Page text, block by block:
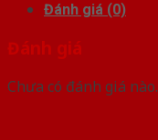
Đánh giá (0)
Đánh giá
Chưa có đánh giá nào.